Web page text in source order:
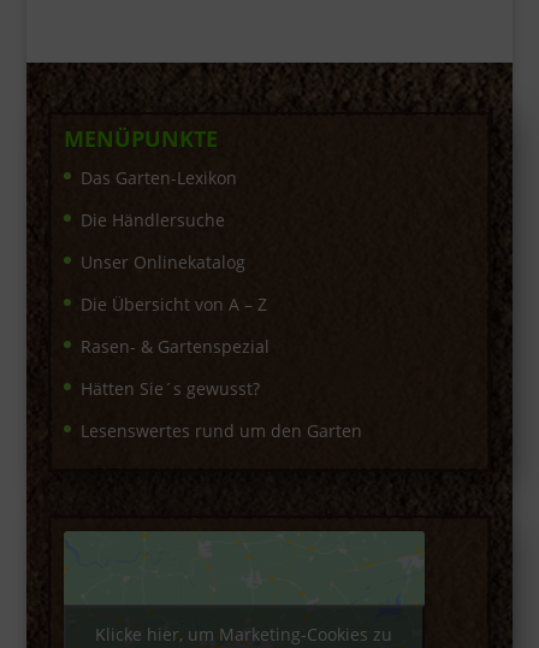
MENÜPUNKTE
Das Garten-Lexikon
Die Händlersuche
Unser Onlinekatalog
Die Übersicht von A – Z
Rasen- & Gartenspezial
Hätten Sie´s gewusst?
Lesenswertes rund um den Garten
Klicke hier, um Marketing-Cookies zu